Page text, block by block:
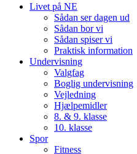
Livet på NE
Sådan ser dagen ud
Sådan bor vi
Sådan spiser vi
Praktisk information
Undervisning
Valgfag
Boglig undervisning
Vejledning
Hjælpemidler
8. & 9. klasse
10. klasse
Spor
Fitness